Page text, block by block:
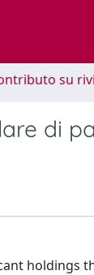
su
di
holdings